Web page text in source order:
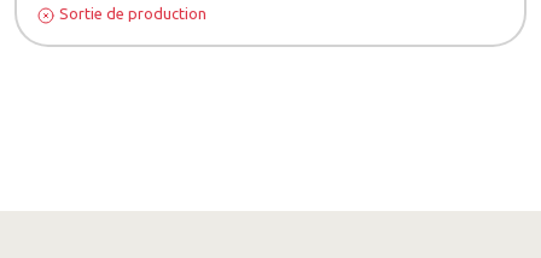
Sortie de production